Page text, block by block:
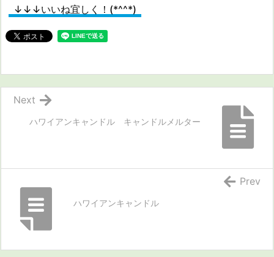
↓↓↓いいね宜しく！(*^^*)
ハワイアンキャンドル キャンドルメルター
Next
ハワイアンキャンドル
Prev